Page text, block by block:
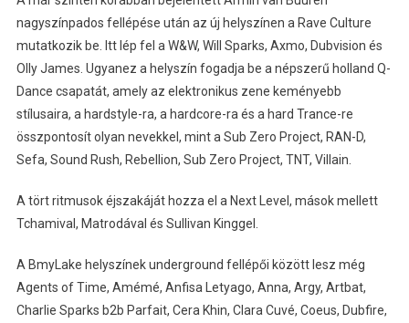
nagyszínpados fellépése után az új helyszínen a Rave Culture
mutatkozik be. Itt lép fel a W&W, Will Sparks, Axmo, Dubvision és
Olly James. Ugyanez a helyszín fogadja be a népszerű holland Q-
Dance csapatát, amely az elektronikus zene keményebb
stílusaira, a hardstyle-ra, a hardcore-ra és a hard Trance-re
összpontosít olyan nevekkel, mint a Sub Zero Project, RAN-D,
Sefa, Sound Rush, Rebellion, Sub Zero Project, TNT, Villain.
A tört ritmusok éjszakáját hozza el a Next Level, mások mellett
Tchamival, Matrodával és Sullivan Kinggel.
A BmyLake helyszínek underground fellépői között lesz még
Agents of Time, Amémé, Anfisa Letyago, Anna, Argy, Artbat,
Charlie Sparks b2b Parfait, Cera Khin, Clara Cuvé, Coeus, Dubfire,